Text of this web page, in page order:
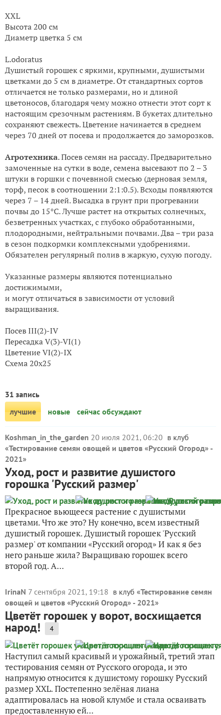
XXL
Высота 200 см
Диаметр цветка 5 см
L.odoratus
Душистый горошек с яркими, крупными, душистыми
цветками до 5 см в диаметре. От стандартных сортов
отличается не только размерами, но и длиной
цветоносов, благодаря чему можно отнести этот сорт к
настоящим срезочным растениям. В букетах длительно
сохраняют свежесть. Цветение начинается в среднем
через 70 дней от посева и продолжается до заморозков.
Агротехника. Посев семян на рассаду. Предварительно
замоченные на сутки в воде, семена высевают по 2 – 3
штуки в горшки с почевнной смесью (дерновая земля,
торф, песок в соотношении 2:1:0.5). Всходы появляются
через 7 – 14 дней. Высадка в грунт при прогревании
почвы до 15°С. Лучше растет на открытых солнечных,
безветренных участках, с глубоко обработанными,
плодородными, нейтральными почвами. Два – три раза
в сезон подкормки комплексными удобрениями.
Обязателен регулярный полив в жаркую, сухую погоду.
Указанные размеры являются потенциально
достижимыми,
и могут отличаться в зависимости от условий
выращивания.
Посев III(2)-IV
Пересадка V(3)-VI(1)
Цветение VI(2)-IX
Схема 20x25
31 запись
лучшие
новые сейчас обсуждают
Koshman_in_the_garden 20 июля 2021, 06:20 в клуб
«Тестирование семян овощей и цветов «Русский Огород» -
2021»
Уход, рост и развитие душистого
горошка 'Русский размер'
Прекрасное вьющееся растение с душистыми
цветами. Что же это? Ну конечно, всем известный
душистый горошек. Душистый горошек 'Русский
размер' от компании «Русский огород» И как я без
него раньше жила? Выращиваю горошек всего
второй год. А...
IrinaN 7 сентября 2021, 19:18 в клуб «Тестирование семян
овощей и цветов «Русский Огород» - 2021»
Цветёт горошек у ворот, восхищается
народ! 4
Наступил самый красивый и урожайный, третий этап
тестирования семян от Русского огорода, и это
напрямую относится к душистому горошку Русский
размер XXL. Постепенно зелёная лиана
адаптировалась на новой клумбе и стала осваивать
предоставленную ей...